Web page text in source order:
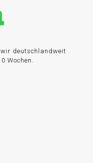
deutschlandweit
Wochen.